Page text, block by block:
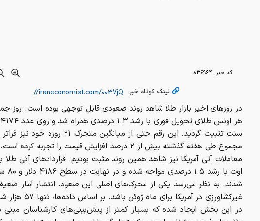
کد خبر: ۸۳۶۹۶۴
لینک کوتاه خبر:
در روزهای اخیر بازار طلا شاهد روند صعودی قابل توجهی بوده است. روز
سنت تثبیت گردید. این رقم حتی از میانگین متحرک ۲۱
مجموع طی هفته گذشته بیش از ۲ درصد افزایش قیمت را تجربه
معاملات آتی آمریکا نیز شاهد همین روند مثبت بودیم. قراردادهای آتی طلا
اوت با رشد
شدند. به نظر می‌رسد یکی از محرک‌های اصلی این صعود، انتشار آمار
غیرکشاورزی در آمریکا برای ماه
در این بخش ایجاد شده که بسیار کمتر از پیش‌بینی‌های کارشناسان مبنی